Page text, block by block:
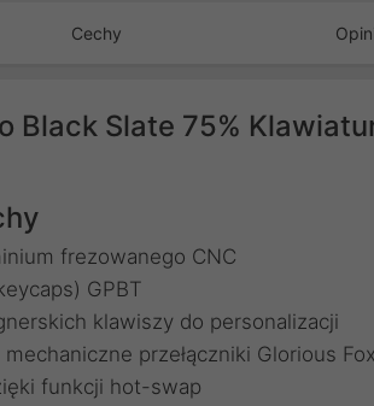
Cechy
Black Slate 75%
frezowanego CNC
GPBT
klawiszy do personalizacji
przełączniki Glorious
funkcji hot-swap